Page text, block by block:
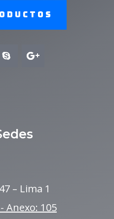
– Lima 1
Anexo: 105